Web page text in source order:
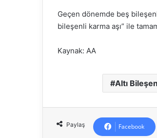
Geçen dönemde beş
bileşenli karma aşı” ile
Kaynak: AA
Altı
Paylaş Facebook